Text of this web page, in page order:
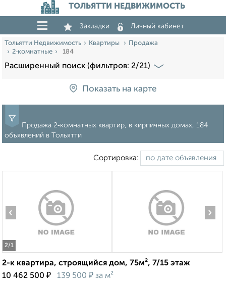
ТОЛЬЯТТИ НЕДВИЖИМОСТЬ
Закладки Личный кабинет
Тольятти Недвижимость Квартиры
Продажа
2‑комнатные
184
Расширенный поиск (фильтров: 2/21)
Показать на карте
Продажа 2‑комнатных квартир, в кирпичных домах, 184
объявлений в Тольятти
Сортировка:
2/1
‹ ›
2-к квартира, строящийся дом, 75м², 7/15 этаж
10 462 500 ₽ 139 500 ₽ за м²